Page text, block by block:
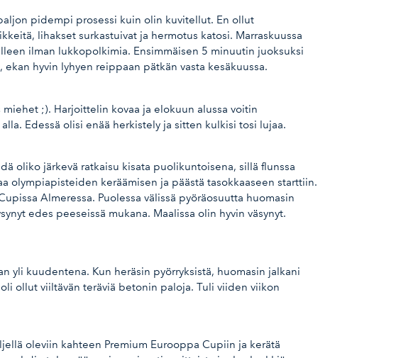
pidempi prosessi kuin olin kuvitellut. En ollut
lihakset surkastuivat ja hermotus katosi. Marraskuussa
ilman lukkopolkimia. Ensimmäisen 5 minuutin juoksuksi
hyvin lyhyen reippaan pätkän vasta kesäkuussa.
;). Harjoittelin kovaa ja elokuun alussa voitin
Edessä olisi enää herkistely ja sitten kulkisi tosi lujaa.
oliko järkevä ratkaisu kisata puolikuntoisena, sillä flunssa
olympiapisteiden keräämisen ja päästä tasokkaaseen starttiin.
Almeressa. Puolessa välissä pyöräosuutta huomasin
edes peeseissä mukana. Maalissa olin hyvin väsynyt.
yli kuudentena. Kun heräsin pyörryksistä, huomasin jalkani
ollut viiltävän teräviä betonin paloja. Tuli viiden viikon
oleviin kahteen Premium Eurooppa Cupiin ja kerätä